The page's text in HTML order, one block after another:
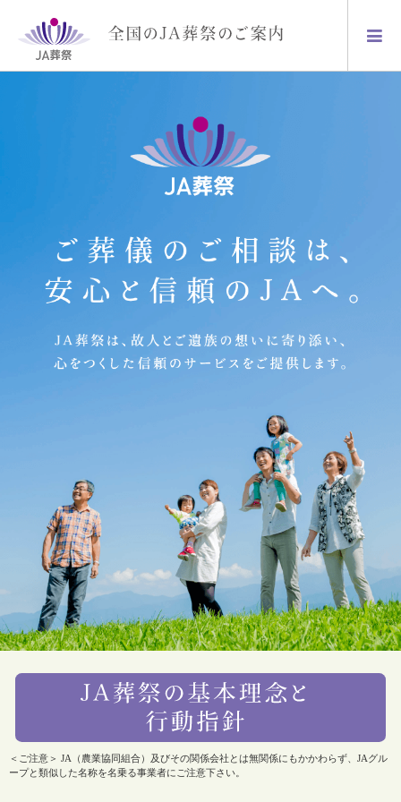
＜ご注意＞ JA（農業協同組合）及びその関係会社とは無関係にもかかわらず、JAグル
ープと類似した名称を名乗る事業者にご注意下さい。